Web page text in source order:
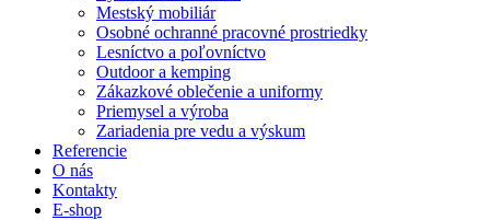
Mestský mobiliár
Osobné ochranné pracovné prostriedky
Lesníctvo a poľovníctvo
Outdoor a kemping
Zákazkové oblečenie a uniformy
Priemysel a výroba
Zariadenia pre vedu a výskum
Referencie
O nás
Kontakty
E-shop